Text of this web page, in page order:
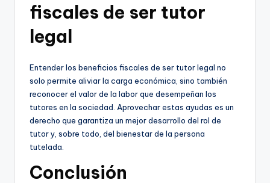
fiscales de ser tutor
legal
Entender los beneficios fiscales de ser tutor legal no
solo permite aliviar la carga económica, sino también
reconocer el valor de la labor que desempeñan los
tutores en la sociedad. Aprovechar estas ayudas es un
derecho que garantiza un mejor desarrollo del rol de
tutor y, sobre todo, del bienestar de la persona
tutelada.
Conclusión